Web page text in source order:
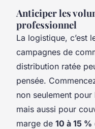
Anticiper les
professionnel
La logistique, c’est
campagnes de
distribution ratée
pensée.
non seulement
mais aussi pour
marge de 10 à 15 %